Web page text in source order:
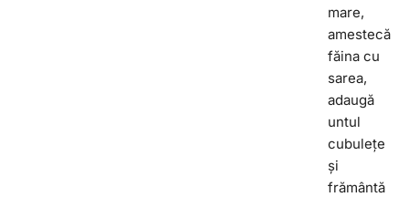
mare,
amestecă
făina cu
sarea,
adaugă
untul
cubulețe
și
frământă